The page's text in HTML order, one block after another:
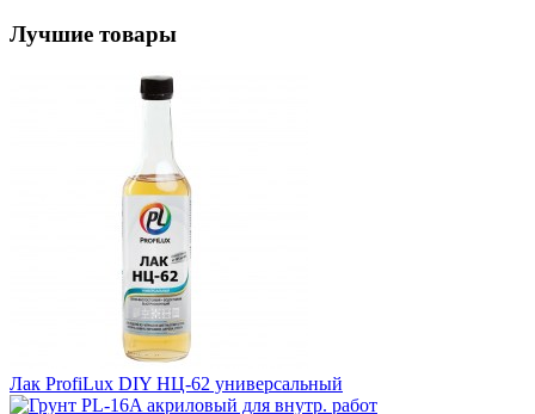
Лучшие товары
Лак ProfiLux DIY НЦ-62 универсальный